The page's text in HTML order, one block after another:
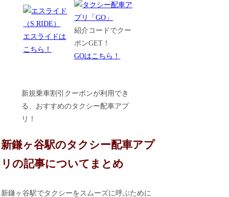
エスライドは
こちら！
紹介コードでクー
ポンGET！
GOはこちら！
新規乗車割引クーポンが利用でき
る、おすすめのタクシー配車アプ
リ！
新鎌ヶ谷駅のタクシー配車アプ
リの記事についてまとめ
新鎌ヶ谷駅でタクシーをスムーズに呼ぶために